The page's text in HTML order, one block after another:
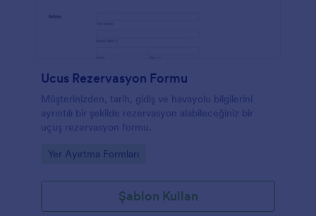
Ucus Rezervasyon Formu
Müşterinizden, tarih, gidiş ve havayolu bilgilerini
ayrıntılı bir şekilde rezervasyon alabileceğiniz bir
uçuş rezervasyon formu.
Go to Category:
Yer Ayırtma Formları
Şablon Kullan